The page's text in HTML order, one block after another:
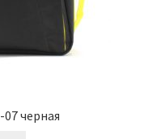
07 черная